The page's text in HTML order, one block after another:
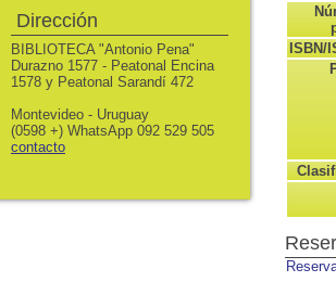
ISBN/
Dirección
BIBLIOTECA "Antonio Pena"
Durazno 1577 - Peatonal Encina
1578 y Peatonal Sarandí 472
Montevideo - Uruguay
(0598 +) WhatsApp 092 529 505
contacto